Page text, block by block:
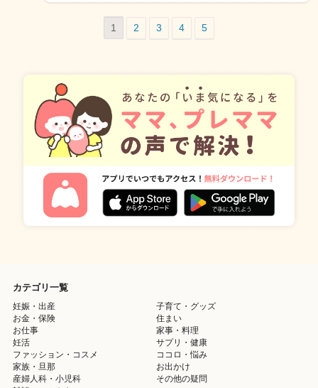
1 2 3 4 5
カテゴリ一覧
妊娠・出産
子育て・グッズ
お金・保険
住まい
お仕事
家事・料理
妊活
サプリ・健康
ファッション・コスメ
ココロ・悩み
家族・旦那
お出かけ
産婦人科・小児科
その他の疑問